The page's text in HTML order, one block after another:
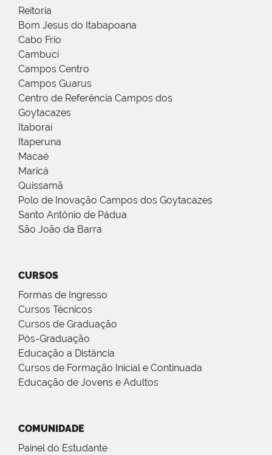
Reitoria
Bom Jesus do Itabapoana
Cabo Frio
Cambuci
Campos Centro
Campos Guarus
Centro de Referência Campos dos
Goytacazes
Itaboraí
Itaperuna
Macaé
Maricá
Quissamã
Polo de Inovação Campos dos Goytacazes
Santo Antônio de Pádua
São João da Barra
CURSOS
Formas de Ingresso
Cursos Técnicos
Cursos de Graduação
Pós-Graduação
Educação a Distância
Cursos de Formação Inicial e Continuada
Educação de Jovens e Adultos
COMUNIDADE
Painel do Estudante